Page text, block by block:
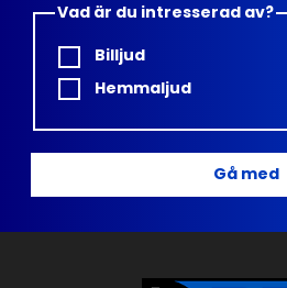
Vad är du intresserad av?
Billjud
Hemmaljud
Gå med